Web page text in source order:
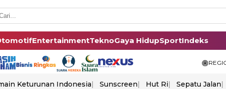
EntertainmentTeknoGaya HidupSportIndeks
Keturunan Indonesia Sunscreen Hut Ri Sepatu Jalan